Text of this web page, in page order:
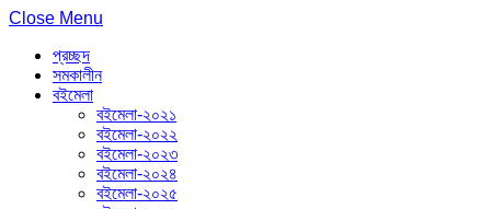
Close Menu
প্রচ্ছদ
সমকালীন
বইমেলা
বইমেলা-২০২১
বইমেলা-২০২২
বইমেলা-২০২৩
বইমেলা-২০২৪
বইমেলা-২০২৫